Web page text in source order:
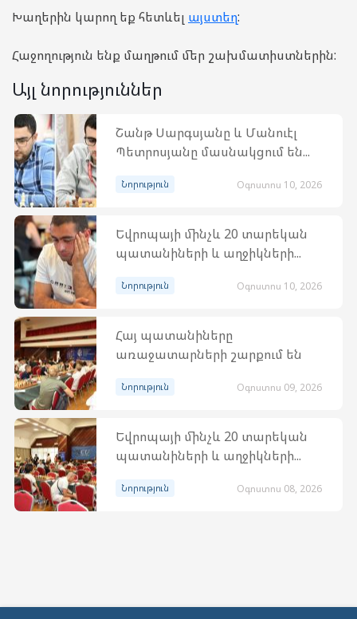
Խաղերին կարող եք հետևել այստեղ:
Հաջողություն ենք մաղթում մեր շախմատիստներին:
Այլ նորություններ
Շանթ Սարգսյանը և Մանուէլ
Պետրոսյանը մասնակցում են...
Նորություն Օգոստոս 10, 2026
Եվրոպայի մինչև 20 տարեկան
պատանիների և աղջիկների...
Նորություն Օգոստոս 10, 2026
Հայ պատանիները
առաջատարների շարքում են
Նորություն Օգոստոս 09, 2026
Եվրոպայի մինչև 20 տարեկան
պատանիների և աղջիկների...
Նորություն Օգոստոս 08, 2026